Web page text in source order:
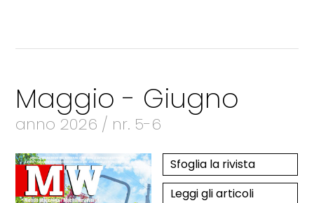
Maggio - Giugno
anno 2026 / nr. 5-6
Sfoglia la rivista
Leggi gli articoli